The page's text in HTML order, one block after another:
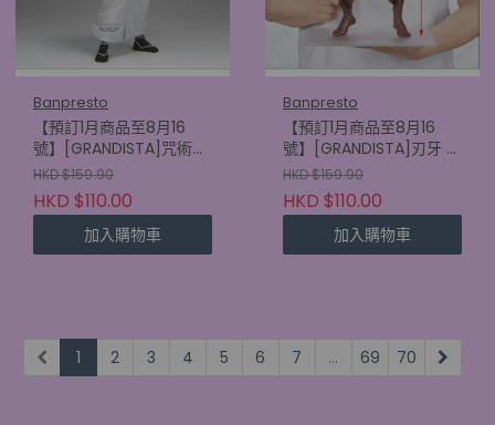
Banpresto
【預訂1月商品至8月16
號】[GRANDISTA]咒術迴
戰 宿儺
(4573102749208)
HKD $159.90
HKD $110.00
加入購物車
Banpresto
【預訂1月商品至8月16
號】[GRANDISTA]刃牙 比
斯凱特·奧利華
(4573102749154)
HKD $159.90
HKD $110.00
加入購物車
1 2 3 4 5 6 7 ... 69 70